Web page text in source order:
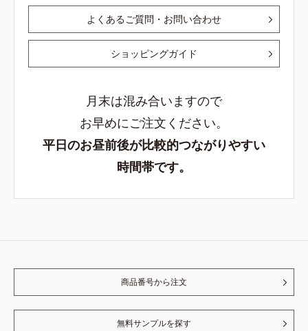
よくあるご質問・お問い合わせ
ショッピングガイド
月末は混み合いますので
お早めにご注文ください。
平日のお昼前後が比較的つながりやすい
時間帯です。
商品番号から注文
無料サンプルを探す